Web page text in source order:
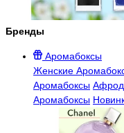
Бренды
Аромабоксы
Женские
Аромабоксы
Аромабоксы